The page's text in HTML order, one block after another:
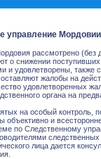
управление Мордовии
рассмотрено
снижении
и удовлетворены, также
жалобы на
удовлетворенных
органа на
на особый контроль,
и
по Следственному
лица дается